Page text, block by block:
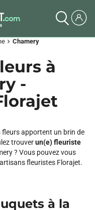
chevron_right Chamery
à
-
fleurs apportent un brin de
trouverun(e) fleuriste
? Vous pouvez vous
fleuristes Florajet.
à la